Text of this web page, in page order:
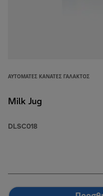
ΑΥΤΌΜΑΤΕΣ ΚΑΝΆΤΕΣ ΓΆΛΑΚΤΟΣ
Milk Jug
DLSC018